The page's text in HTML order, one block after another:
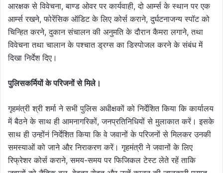
आरक्षक से विवेचना, बाण्ड ओवर पर कार्यवाही, दो आर्म्स के स्थान पर एक
आर्म्स रखने, फोरेंसिक ऑडिट के लिए कोर्स कराने, दुर्घटनाजन्य स्पॉट को
चिन्हित करने, दुकान संचालन की अनुमति के दौरान कैमरा लगाने, तथा
विवेचना तथा चालान के पश्चात ड्रग्स का डिस्पोजल करने के संबंध में
दिखा निर्देश दिए।
पुलिसकर्मियों के परिजनों से मिले।
गृहमंत्री श्री शर्मा ने सभी पुलिस अधीक्षकों को निर्देशित किया कि कार्यालय
में बैठने के साथ ही आमनागरिकों, जनप्रतिनिधियों से मुलाकात करें। इसके
साथ ही उन्होंनं निर्देशित किया कि वे जवानों के परिजनों से मिलकर उनकी
समस्याओं को जाने और निराकरण करें। गृहमंत्री ने जवानों के लिए
रिफ्रेशर कोर्स कराने, समय-समय पर फिजिकल टेस्ट लेते रहें ताकि